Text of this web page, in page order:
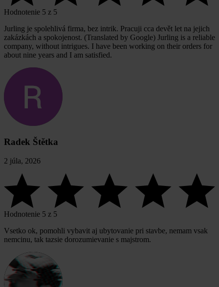
Hodnotenie 5 z 5
Jurling je spolehlivá firma, bez intrik. Pracuji cca devět let na jejich
zakázkách a spokojenost. (Translated by Google) Jurling is a reliable
company, without intrigues. I have been working on their orders for
about nine years and I am satisfied.
Radek Štětka
2 júla, 2026
Hodnotenie 5 z 5
Vsetko ok, pomohli vybavit aj ubytovanie pri stavbe, nemam vsak
nemcinu, tak tazsie dorozumievanie s majstrom.